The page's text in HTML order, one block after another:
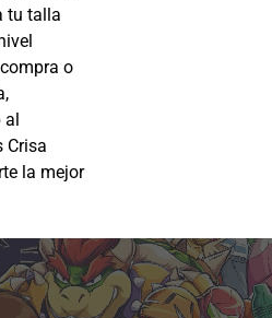
tu talla
o
al
Crisa
la mejor